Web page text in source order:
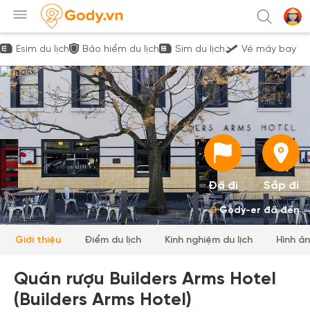
Esim du lịch Bảo hiểm du lịch Sim du lịch Vé máy bay
Đã đi Sắp đi
0Gody-er đã đến
Giới thiệu Điểm du lịch Kinh nghiệm du lịch Hình
Quán rượu Builders Arms Hotel
(Builders Arms Hotel)